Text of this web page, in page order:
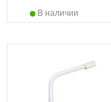
В наличии